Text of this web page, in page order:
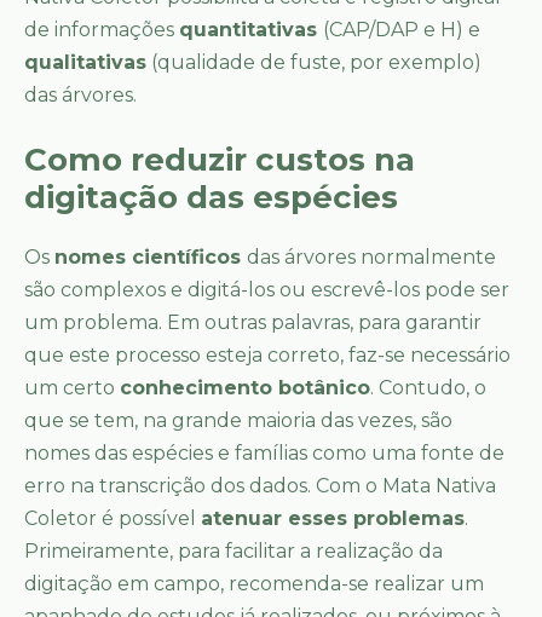
de informações quantitativas (CAP/DAP e H) e
qualitativas (qualidade de fuste, por exemplo)
das árvores.
Como reduzir custos na
digitação das espécies
Os nomes científicos das árvores normalmente
são complexos e digitá-los ou escrevê-los pode ser
um problema. Em outras palavras, para garantir
que este processo esteja correto, faz-se necessário
um certo conhecimento botânico. Contudo, o
que se tem, na grande maioria das vezes, são
nomes das espécies e famílias como uma fonte de
erro na transcrição dos dados. Com o Mata Nativa
Coletor é possível atenuar esses problemas.
Primeiramente, para facilitar a realização da
digitação em campo, recomenda-se realizar um